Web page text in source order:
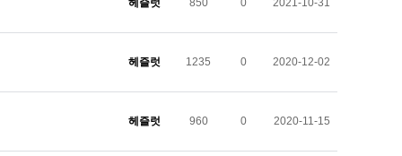
헤즐럿 850 0 2021-10-31
헤즐럿 1235 0 2020-12-02
헤즐럿 960 0 2020-11-15